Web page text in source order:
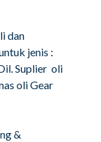
dan
jenis :
Suplier oli
oli Gear
&